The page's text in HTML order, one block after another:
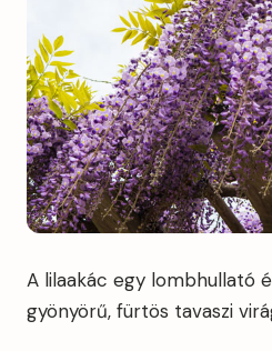
A lilaakác egy lombhullató
gyönyörű, fürtös tavaszi